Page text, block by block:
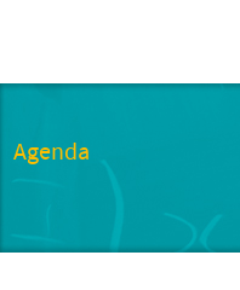
Agenda